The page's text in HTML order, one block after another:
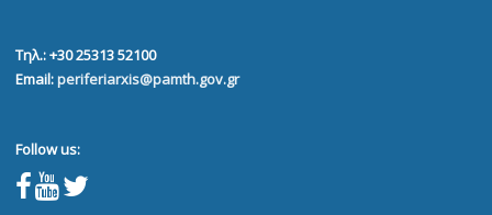
Τηλ.: +30 25313 52100
Email:periferiarxis@pamth.gov.gr
Follow us: